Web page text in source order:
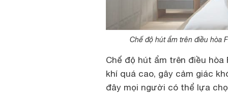
Chế độ hút ẩm trên điều hòa
Chế độ hút ẩm trên điều
khí quá cao, gây cảm giác
đây mọi người có thể lựa